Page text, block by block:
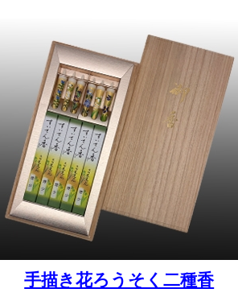
手描き花ろうそく二種香